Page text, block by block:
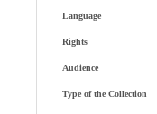
Language
Rights
Audience
Type of the Collection